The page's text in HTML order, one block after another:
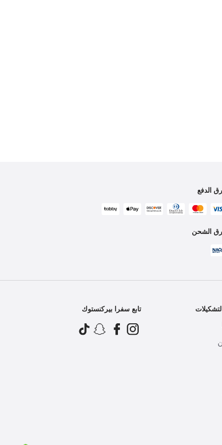
الدفع
الشحن
تابع سفرا بيركنستوك